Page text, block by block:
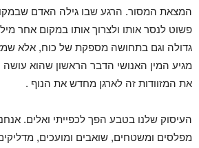
המצאת המסור. הרגע שבו גילה האדם
פשוט לנסר אותו ולצרוך אותו במקום אחר
גדולה וגם בתחושה מספקת של כוח, אלא
מגיע המין האנושי הדבר הראשון שהוא
את המזוודות זה לארגן מחדש את הנוף .
העיסוק שלנו בטבע הפך לכפייתי ואלים.
מפלסים ומשטחים, שואבים ומועכים,